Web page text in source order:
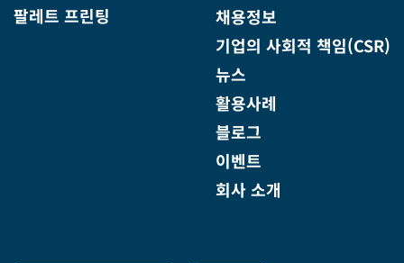
팔레트 프린팅
채용정보
기업의 사회적 책임(CSR)
뉴스
활용사례
블로그
이벤트
회사 소개